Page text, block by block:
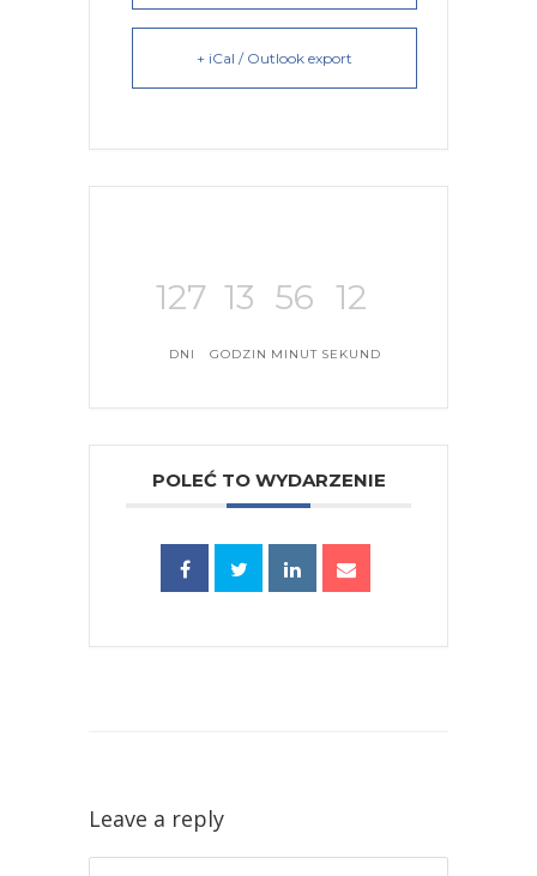
+ iCal / Outlook export
127
DNI
13
GODZIN
56
MINUT
12
SEKUND
POLEĆ TO WYDARZENIE
Leave a reply